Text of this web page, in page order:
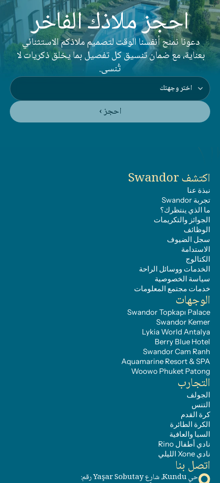
احجز ملاذك الفاخر دعونا نمنح أنفسنا الوقت لتصميم ملاذكم الاستثنائي
تُنسى.
احجز ›
اكتشف Swandor
نبذة عنا
تجربة Swandor
ما الذي ينتظرك؟
الجوائز والتكريمات
الوظائف
سجل الضيوف
الاستدامة
الكتالوج
الخدمات ووسائل الراحة
سياسة الخصوصية
خدمات مجتمع المعلومات
الوجهات
Swandor Topkapı Palace
Swandor Kemer
Lykia World Antalya
Berry Blue Hotel
Swandor Cam Ranh
Aquamarine Resort & SPA
Woowo Phuket Patong
التجارب
الجولف
التنس
كرة القدم
الكرة الطائرة
السبا والعافية
نادي أطفال Rino
نادي Xone الليلي
اتصل بنا